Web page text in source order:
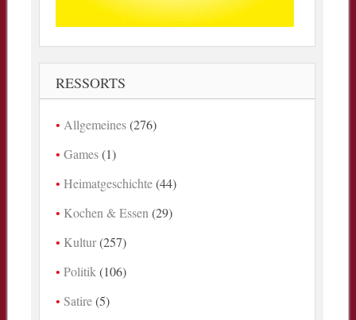
RESSORTS
Allgemeines(276)
Games(1)
Heimatgeschichte(44)
Kochen & Essen (29)
Kultur(257)
Politik (106)
Satire(5)